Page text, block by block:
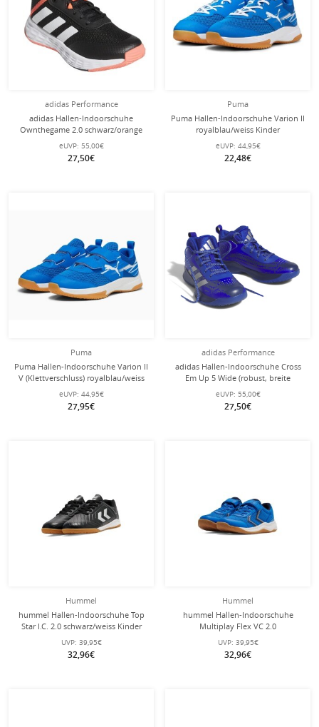
adidas Performance
adidas Hallen-Indoorschuhe
Ownthegame 2.0 schwarz/orange
Kinder
eUVP: 55,00€
27,50€
Puma
Puma Hallen-Indoorschuhe Varion II
royalblau/weiss Kinder
eUVP: 44,95€
22,48€
Puma
Puma Hallen-Indoorschuhe Varion II
V (Klettverschluss) royalblau/weiss
Kleinkinder
eUVP: 44,95€
27,95€
adidas Performance
adidas Hallen-Indoorschuhe Cross
Em Up 5 Wide (robust, breite
Passform) royalblau Kinder
eUVP: 55,00€
27,50€
Hummel
hummel Hallen-Indoorschuhe Top
Star I.C. 2.0 schwarz/weiss Kinder
UVP: 39,95€
32,96€
Hummel
hummel Hallen-Indoorschuhe
Multiplay Flex VC 2.0
(Klettverschluss) indigoblau/weiss
Kinder
UVP: 39,95€
32,96€